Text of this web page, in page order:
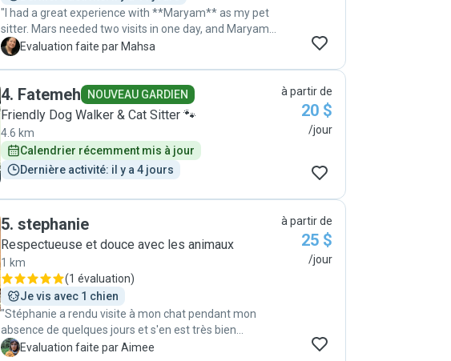
"I had a great experience with **Maryam** as my pet
sitter. Mars needed two visits in one day, and Maryam
handled everything with so much care and
comfortable and calm. I really appreciated the updates
and the genuine love she showed toward him. It gave
me real peace of mind knowing Mars was in such good
hands. I would absolutely recommend Maryam and will
definitely book with her again. "
M Evaluation faite par Mahsa
4. Fatemeh NOUVEAU GARDIEN
Friendly Dog Walker & Cat Sitter 🐾
4.6 km
Calendrier récemment mis à jour
Dernière activité: il y a 4 jours
à partir de
20 $
/jour
5. stephanie
Respectueuse et douce avec les animaux
1 km
(1 évaluation)
Je vis avec 1 chien
"Stéphanie a rendu visite à mon chat pendant mon
absence de quelques jours et s'en est très bien
occupée. Elle m'a envoyé des nouvelles tous les jours et
A Evaluation faite par Aimee
à partir de
25 $
/jour